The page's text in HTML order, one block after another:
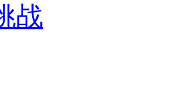
战